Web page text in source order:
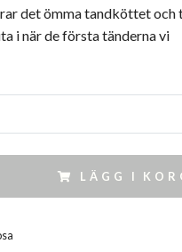
det ömma tandköttet och
i när de första tänderna vi
LÄGG I